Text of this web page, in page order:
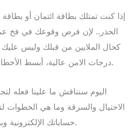
إذا كنت تمتلك بطاقة ائتمان أو
الحذر.. لإن فرص وقوعك في فخ
كحال الملايين من قبلك وليس عليك
درجات الامن عالية، أبسط الأخطاء قد توقعك في هذا الفخ.
اليوم سنناقش ما علينا فعله
الاحتيال والسرقة وما هي الخطوات
حساباتك الإلكترونية وبطاقات الدفع الخاصة بك.